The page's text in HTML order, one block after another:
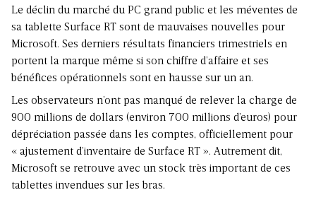
Le déclin du marché du PC grand public et les méventes de
sa tablette Surface RT sont de mauvaises nouvelles pour
Microsoft. Ses derniers résultats financiers trimestriels en
portent la marque même si son chiffre d’affaire et ses
bénéfices opérationnels sont en hausse sur un an.
Les observateurs n’ont pas manqué de relever la charge de
900 millions de dollars (environ 700 millions d’euros) pour
dépréciation passée dans les comptes, officiellement pour
« ajustement d’inventaire de Surface RT ». Autrement dit,
Microsoft se retrouve avec un stock très important de ces
tablettes invendues sur les bras.